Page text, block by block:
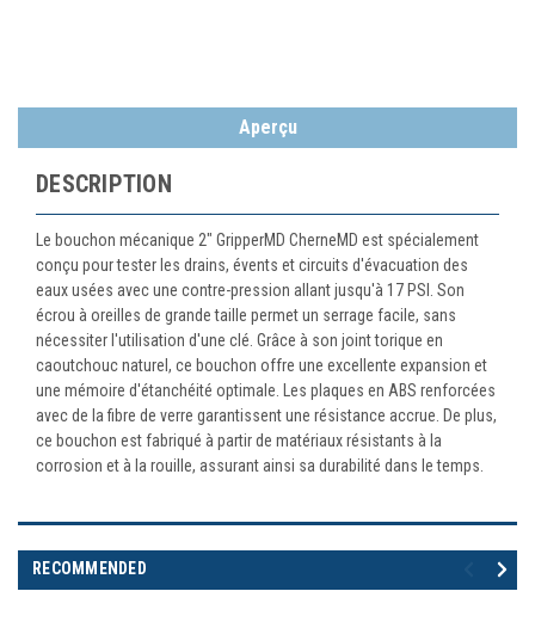
Aperçu
DESCRIPTION
Le bouchon mécanique 2" GripperMD CherneMD est spécialement
conçu pour tester les drains, évents et circuits d'évacuation des
eaux usées avec une contre-pression allant jusqu'à 17 PSI. Son
écrou à oreilles de grande taille permet un serrage facile, sans
nécessiter l'utilisation d'une clé. Grâce à son joint torique en
caoutchouc naturel, ce bouchon offre une excellente expansion et
une mémoire d'étanchéité optimale. Les plaques en ABS renforcées
avec de la fibre de verre garantissent une résistance accrue. De plus,
ce bouchon est fabriqué à partir de matériaux résistants à la
corrosion et à la rouille, assurant ainsi sa durabilité dans le temps.
RECOMMENDED